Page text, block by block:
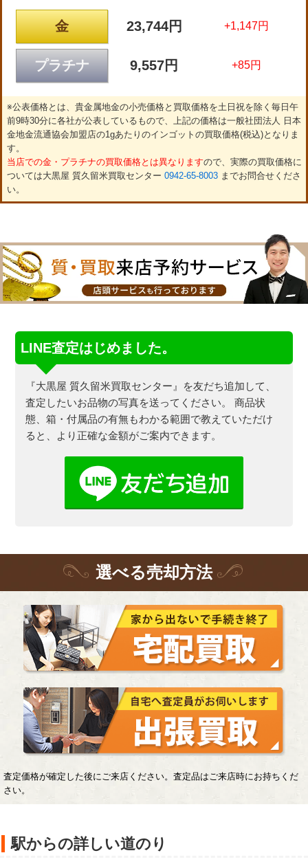
金 23,744円 +1,147円
プラチナ 9,557円 +85円
※公表価格とは、貴金属地金の小売価格と買取価格を土日祝を除く毎日午
前9時30分に各社が公表しているもので、上記の価格は一般社団法人 日本
金地金流通協会加盟店の1gあたりのインゴットの買取価格(税込)となりま
す。
当店での金・プラチナの買取価格とは異なりますので、実際の買取価格に
ついては大黒屋 質久留米買取センター 0942-65-8003までお問合せくださ
い。
LINE査定はじめました。
『大黒屋 質久留米買取センター』を友だち追加して、
査定したいお品物の写真を送ってください。
商品状
態、箱・付属品の有無もわかる範囲で教えていただけ
ると、より正確な金額がご案内できます。
選べる売却方法
査定価格が確定した後にご来店ください。査定品はご来店時にお持ちくだ
さい。
駅からの詳しい道のり